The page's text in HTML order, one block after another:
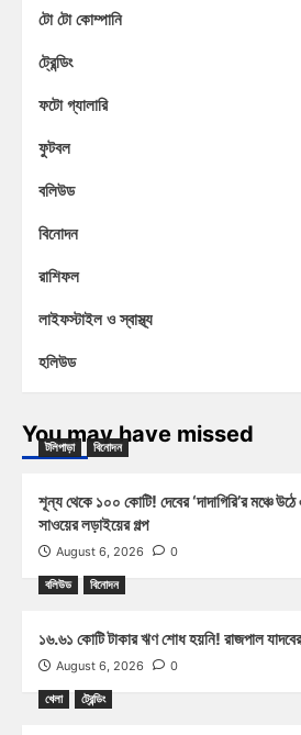
টো টো কোম্পানি
ট্রেন্ডিং
ফটো গ্যালারি
ফুটবল
বলিউড
বিনোদন
রাশিফল
লাইফস্টাইল ও স্বাস্থ্য
হলিউড
You may have missed
টলিপাড়া বিনোদন
শূন্য থেকে ১০০ কোটি! দেবের ‘দাদাগিরি’র মঞ্চে
সাওয়ের লড়াইয়ের গল্প
August 6, 2026 0
বলিউড বিনোদন
১৬.৬১ কোটি টাকার ঋণ শোধ হয়নি! রাজপাল
August 6, 2026 0
খেলা ট্রেন্ডিং